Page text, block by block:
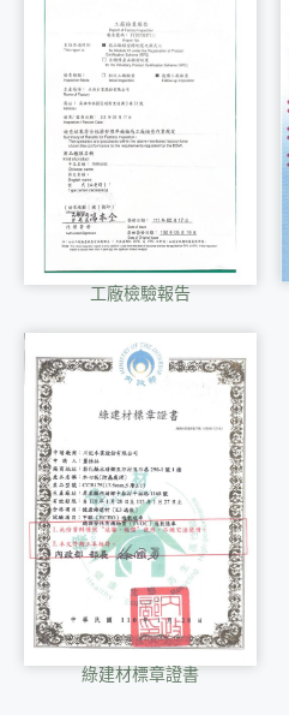
工廠檢驗報告
綠建材標章證書